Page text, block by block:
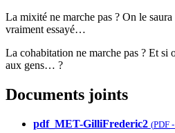
La mixité ne marche pas ? On le
vraiment essayé…
La cohabitation ne marche pas ? Et si
aux gens… ?
Documents joints
pdf_MET-GilliFrederic2 (PDF -